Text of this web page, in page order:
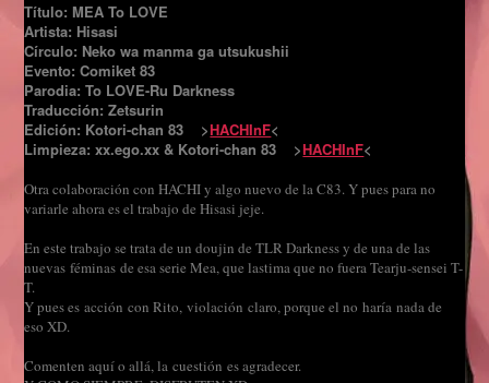
Título: MEA To LOVE
Artista: Hisasi
Círculo: Neko wa manma ga utsukushii
Evento: Comiket 83
Parodia: To LOVE-Ru Darkness
Traducción: Zetsurin
Edición: Kotori-chan 83 >HACHInF<
Limpieza: xx.ego.xx & Kotori-chan 83 >HACHInF<
Otra colaboración con HACHI y algo nuevo de la C83. Y pues para no
variarle ahora es el trabajo de Hisasi jeje.
En este trabajo se trata de un doujin de TLR Darkness y de una de las
nuevas féminas de esa serie Mea, que lastima que no fuera Tearju-sensei T-
T.
Y pues es acción con Rito, violación claro, porque el no haría nada de
eso XD.
Comenten aquí o allá, la cuestión es agradecer.